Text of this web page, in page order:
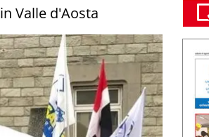
Valle d'Aosta